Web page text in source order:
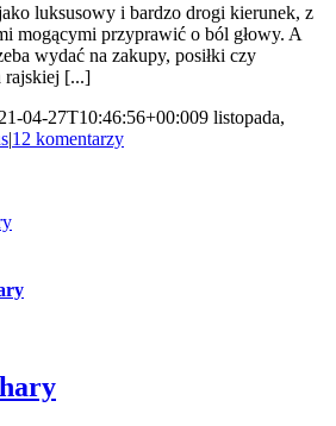
luksusowy i bardzo drogi kierunek, z
mogącymi przyprawić o ból głowy. A
wydać na zakupy, posiłki czy
rajskiej [...]
04-27T10:46:56+00:009 listopada,
|12 komentarzy